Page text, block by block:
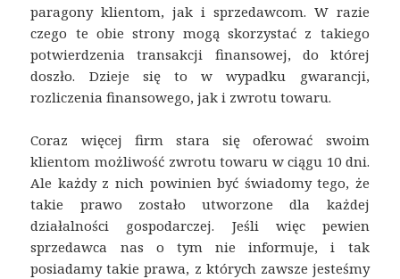
paragony klientom, jak i sprzedawcom. W razie
czego te obie strony mogą skorzystać z takiego
potwierdzenia transakcji finansowej, do której
doszło. Dzieje się to w wypadku gwarancji,
rozliczenia finansowego, jak i zwrotu towaru.
Coraz więcej firm stara się oferować swoim
klientom możliwość zwrotu towaru w ciągu 10 dni.
Ale każdy z nich powinien być świadomy tego, że
takie prawo zostało utworzone dla każdej
działalności gospodarczej. Jeśli więc pewien
sprzedawca nas o tym nie informuje, i tak
posiadamy takie prawa, z których zawsze jesteśmy